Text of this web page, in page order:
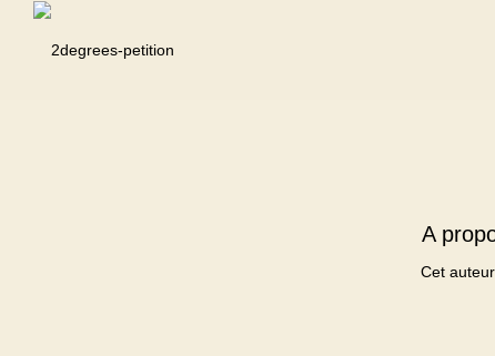
A
Cet